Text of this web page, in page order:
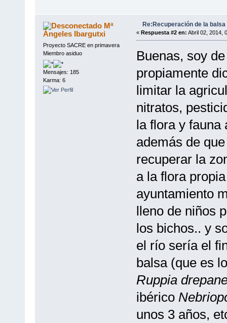
Mª
Ángeles Ibargutxi
Proyecto SACRE en primavera
Miembro asiduo
Mensajes: 185
Karma: 6
Re:Recuperación de la balsa
« Respuesta #2 en: Abril 02, 2014,
Buenas, soy
propiamente
limitar la
nitratos,
la flora y fauna
además de
recuperar la
a la flora
ayuntamiento
lleno de niños
los bichos.. y
el río sería el
balsa (que es
Ruppia
ibérico
unos 3 años,